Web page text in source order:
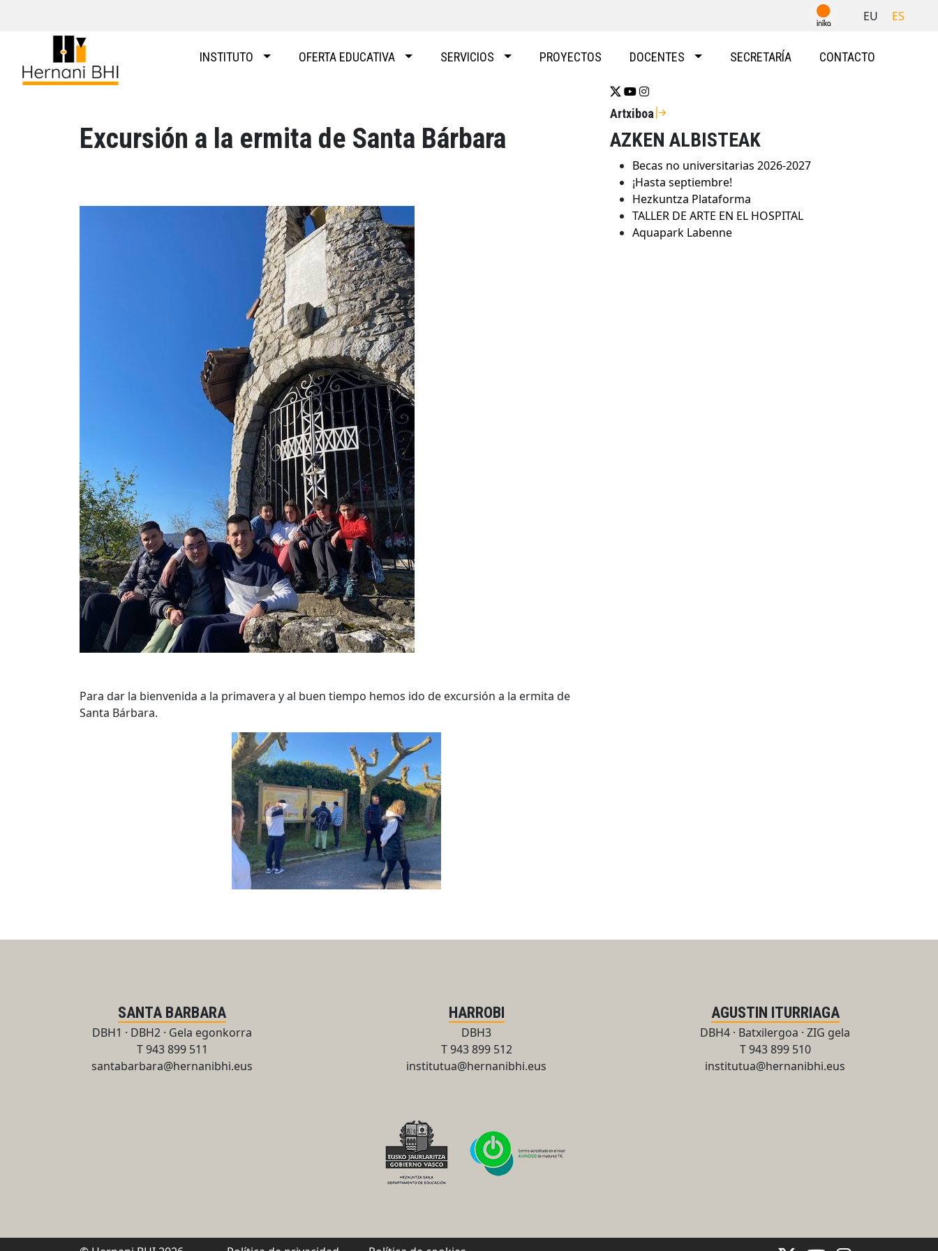
EU ES
INSTITUTO OFERTA EDUCATIVA SERVICIOS PROYECTOS DOCENTES SECRETARÍA CONTACTO
Excursión a la ermita de Santa Bárbara
Para dar la bienvenida a la primavera y al buen tiempo hemos ido de excursión a la ermita de
Santa Bárbara.
Se abrirá nueva ventana-twitter
Se abrirá nueva ventana-youtube
Se abrirá nueva ventana-instragram
Artxiboa
AZKEN ALBISTEAK
Becas no universitarias 2026-2027
¡Hasta septiembre!
Hezkuntza Plataforma
TALLER DE ARTE EN EL HOSPITAL
Aquapark Labenne
SANTA BARBARA
DBH1 · DBH2 · Gela egonkorra
T 943 899 511
santabarbara@hernanibhi.eus
HARROBI
DBH3
T 943 899 512
institutua@hernanibhi.eus
AGUSTIN ITURRIAGA
DBH4 · Batxilergoa · ZIG gela
T 943 899 510
institutua@hernanibhi.eus